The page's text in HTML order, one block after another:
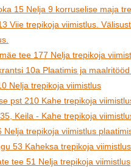
15 Nelja 9 korruselise maja
Viie trepikoja viimistlus.
tee 177 Nelja trepikoja
10a Plaatimis ja
Nelja trepikoja viimistlus
pst 210 Kahe trepikoja
Keila - Kahe trepikoja
Nelja trepikoja viimistlus
53 Kaheksa trepikoja
tee 51 Nelja trepikoja